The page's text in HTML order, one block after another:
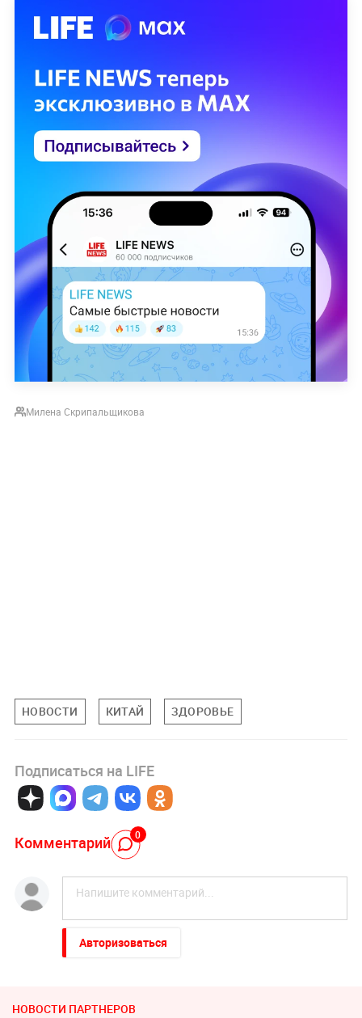
Милена Скрипальщикова
НОВОСТИ КИТАЙ ЗДОРОВЬЕ
Подписаться на LIFE
Комментарий 0
Авторизоваться
НОВОСТИ ПАРТНЕРОВ